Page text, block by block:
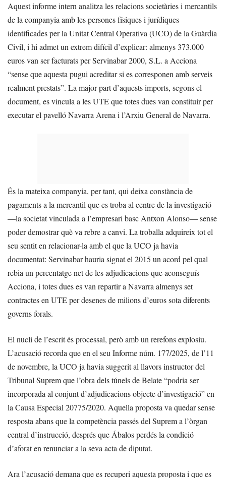
Aquest informe intern analitza les relacions societàries i mercantils
de la companyia amb les persones físiques i jurídiques
identificades per la Unitat Central Operativa (UCO) de la Guàrdia
Civil, i hi admet un extrem difícil d’explicar: almenys 373.000
euros van ser facturats per Servinabar 2000, S.L. a Acciona
“sense que aquesta pugui acreditar si es corresponen amb serveis
realment prestats”. La major part d’aquests imports, segons el
document, es vincula a les UTE que totes dues van constituir per
executar el pavelló Navarra Arena i l’Arxiu General de Navarra.
És la mateixa companyia, per tant, qui deixa constància de
pagaments a la mercantil que es troba al centre de la investigació
—la societat vinculada a l’empresari basc Antxon Alonso— sense
poder demostrar què va rebre a canvi. La troballa adquireix tot el
seu sentit en relacionar-la amb el que la UCO ja havia
documentat: Servinabar hauria signat el 2015 un acord pel qual
rebia un percentatge net de les adjudicacions que aconseguís
Acciona, i totes dues es van repartir a Navarra almenys set
contractes en UTE per desenes de milions d’euros sota diferents
governs forals.
El nucli de l’escrit és processal, però amb un rerefons explosiu.
L’acusació recorda que en el seu Informe núm. 177/2025, de l’11
de novembre, la UCO ja havia suggerit al llavors instructor del
Tribunal Suprem que l’obra dels túnels de Belate “podria ser
incorporada al conjunt d’adjudicacions objecte d’investigació” en
la Causa Especial 20775/2020. Aquella proposta va quedar sense
resposta abans que la competència passés del Suprem a l’òrgan
central d’instrucció, després que Ábalos perdés la condició
d’aforat en renunciar a la seva acta de diputat.
Ara l’acusació demana que es recuperi aquesta proposta i que es